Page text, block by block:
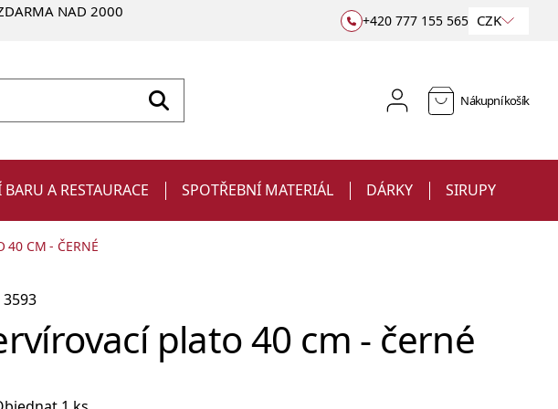
NAD 2000
+420 777 155 565 CZK
Nákupní košík
A RESTAURACE SPOTŘEBNÍ MATERIÁL DÁRKY SIRUPY
40 CM - ČERNÉ
3593
plato 40 cm - černé